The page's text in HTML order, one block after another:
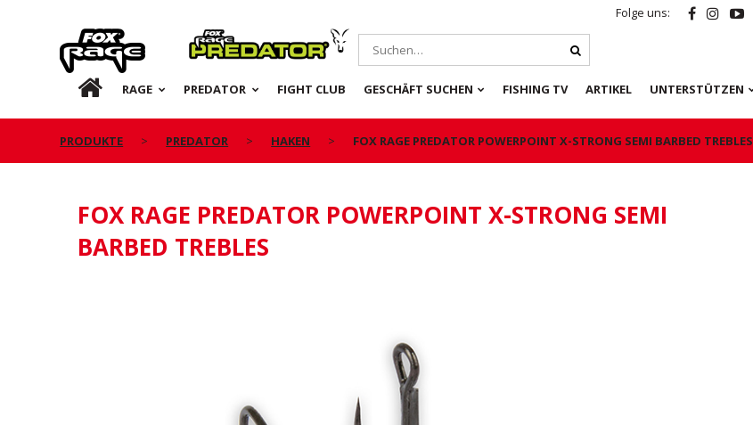
Folge uns:
Rage Predator
DE RAGE PREDATOR FIGHT CLUB GESCHÄFT SUCHEN FISHING TV ARTIKEL UNTERSTÜTZEN
PRODUKTE PREDATOR HAKEN FOX RAGE PREDATOR POWERPOINT X-STRONG SEMI BARBED TREBLES
FOX RAGE PREDATOR POWERPOINT X-STRONG SEMI
BARBED TREBLES